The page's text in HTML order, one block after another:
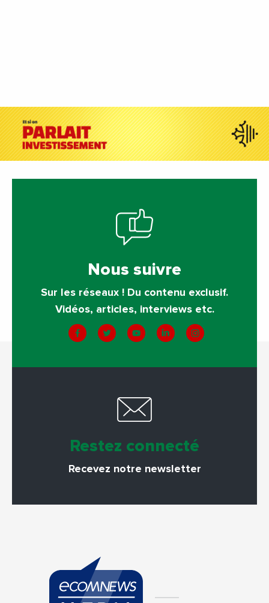
Nous suivre
Sur les réseaux ! Du contenu exclusif.
Vidéos, articles, interviews etc.
Restez connecté
Recevez notre newsletter